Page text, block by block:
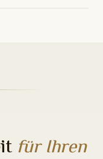
für Ihren